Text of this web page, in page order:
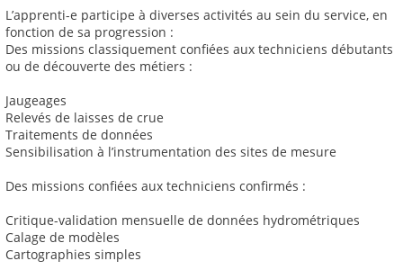
L’apprenti-e participe à diverses activités au sein du service, en
fonction de sa progression :
Des missions classiquement confiées aux techniciens débutants
ou de découverte des métiers :
Jaugeages
Relevés de laisses de crue
Traitements de données
Sensibilisation à l’instrumentation des sites de mesure
Des missions confiées aux techniciens confirmés :
Critique-validation mensuelle de données hydrométriques
Calage de modèles
Cartographies simples